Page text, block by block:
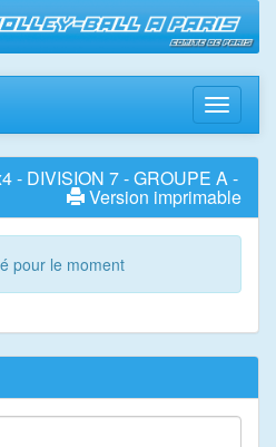
Toggle
- DIVISION 7 - GROUPE A -
Version imprimable
pour le moment